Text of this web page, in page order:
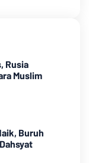
Rusia
Muslim
Buruh